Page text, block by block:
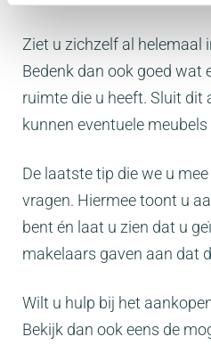
Ziet u zichzelf al helemaal
Bedenk dan ook goed wat
ruimte die u heeft. Sluit dit
kunnen eventuele
De laatste tip die we u
vragen. Hiermee toont u
bent én laat u zien dat u
makelaars gaven aan dat
Wilt u hulp bij het
Bekijk dan ook eens de